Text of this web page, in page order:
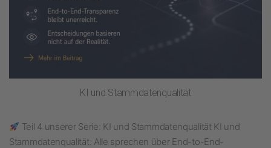
KI und Stammdatenqualität
Teil 4 unserer Serie: KI und Stammdatenqualität KI und
Stammdatenqualität: Alle sprechen über End-to-End-